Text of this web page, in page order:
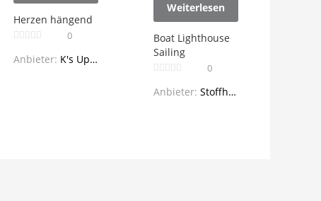
Herzen hängend
0
Anbieter: K's Upcycling
Weiterlesen
Boat Lighthouse
Sailing
0
Anbieter: Stoffhaus Wendel